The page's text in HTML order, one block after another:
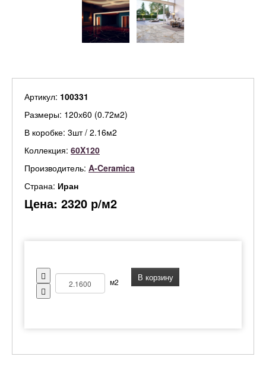
Артикул: 100331
Размеры: 120х60 (0.72м2)
В коробке: 3шт / 2.16м2
Коллекция: 60X120
Производитель: A-Ceramica
Страна: Иран
Цена: 2320 р/м2
м2 В корзину